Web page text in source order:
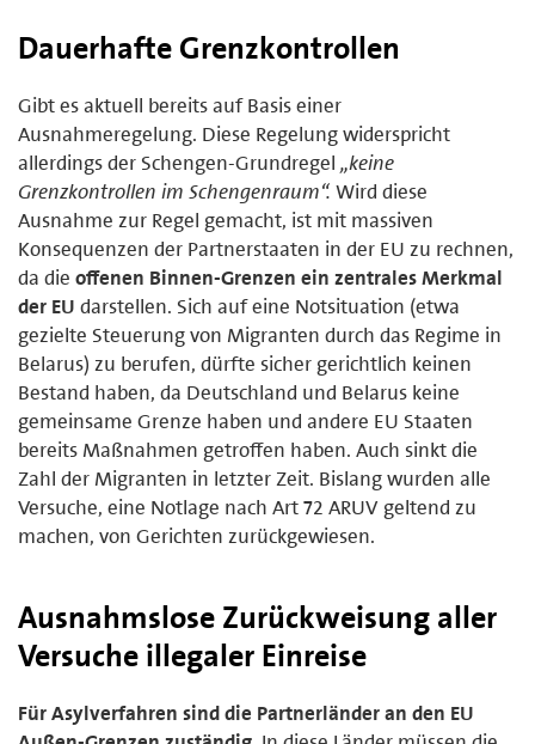
Dauerhafte Grenzkontrollen
Gibt es aktuell bereits auf Basis einer
Ausnahmeregelung. Diese Regelung widerspricht
allerdings der Schengen-Grundregel „keine
Grenzkontrollen im Schengenraum“. Wird diese
Ausnahme zur Regel gemacht, ist mit massiven
Konsequenzen der Partnerstaaten in der EU zu rechnen,
da die offenen Binnen-Grenzen ein zentrales Merkmal
der EU darstellen. Sich auf eine Notsituation (etwa
gezielte Steuerung von Migranten durch das Regime in
Belarus) zu berufen, dürfte sicher gerichtlich keinen
Bestand haben, da Deutschland und Belarus keine
gemeinsame Grenze haben und andere EU Staaten
bereits Maßnahmen getroffen haben. Auch sinkt die
Zahl der Migranten in letzter Zeit. Bislang wurden alle
Versuche, eine Notlage nach Art 72 ARUV geltend zu
machen, von Gerichten zurückgewiesen.
Ausnahmslose Zurückweisung aller
Versuche illegaler Einreise
Für Asylverfahren sind die Partnerländer an den EU